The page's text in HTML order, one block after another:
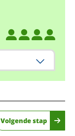
Volgende stap